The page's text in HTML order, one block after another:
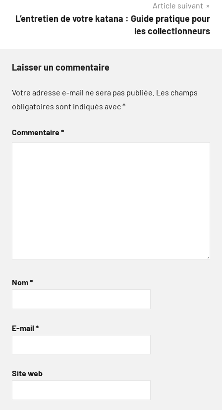
Article suivant
L’entretien de votre katana : Guide pratique pour
les collectionneurs
Laisser un commentaire
Votre adresse e-mail ne sera pas publiée. Les champs
obligatoires sont indiqués avec*
Commentaire*
Nom*
E-mail *
Site web